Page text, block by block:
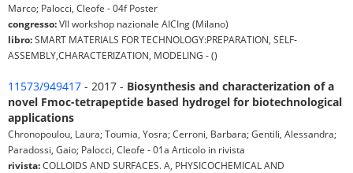
Marco; Palocci, Cleofe - 04f Poster
congresso:VII workshop nazionale AICIng (Milano)
libro:SMART MATERIALS FOR TECHNOLOGY:PREPARATION, SELF‐
ASSEMBLY,CHARACTERIZATION, MODELING - ()
11573/949417 - 2017 - Biosynthesis and characterization of a
novel Fmoc-tetrapeptide based hydrogel for biotechnological
applications
Chronopoulou, Laura; Toumia, Yosra; Cerroni, Barbara; Gentili, Alessandra;
Paradossi, Gaio; Palocci, Cleofe - 01a Articolo in rivista
rivista:COLLOIDS AND SURFACES. A, PHYSICOCHEMICAL AND